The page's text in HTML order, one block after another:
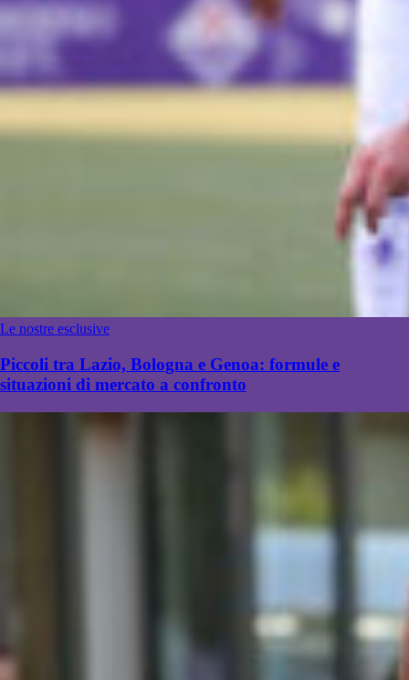
Le nostre esclusive
Piccoli tra Lazio, Bologna e Genoa: formule e
situazioni di mercato a confronto